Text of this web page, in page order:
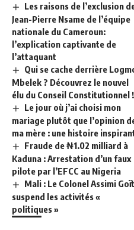
Les raisons de l’exclusion
Jean-Pierre Nsame de l’équipe
nationale du Cameroun:
l’explication captivante de
l’attaquant
Qui se cache derrière
Mbelek ? Découvrez le nouvel
élu du Conseil Constitutionnel !
Le jour où j’ai choisi mon
mariage plutôt que l’opinion
ma mère : une histoire
Fraude de ₦1.02 milliard à
Kaduna : Arrestation d’un faux
pilote par l’EFCC au Nigeria
Mali : Le Colonel Assimi
suspend les activités «
politiques »